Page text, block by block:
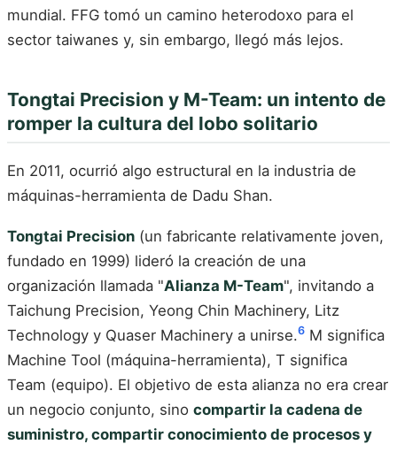
mundial. FFG tomó un camino heterodoxo para el
sector taiwanes y, sin embargo, llegó más lejos.
Tongtai Precision y M-Team: un intento de
romper la cultura del lobo solitario
En 2011, ocurrió algo estructural en la industria de
máquinas-herramienta de Dadu Shan.
Tongtai Precision (un fabricante relativamente joven,
fundado en 1999) lideró la creación de una
organización llamada "Alianza M-Team", invitando a
Taichung Precision, Yeong Chin Machinery, Litz
Technology y Quaser Machinery a unirse.6 M significa
Machine Tool (máquina-herramienta), T significa
Team (equipo). El objetivo de esta alianza no era crear
un negocio conjunto, sino compartir la cadena de
suministro, compartir conocimiento de procesos y